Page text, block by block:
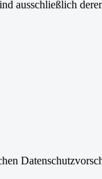
ausschließlich